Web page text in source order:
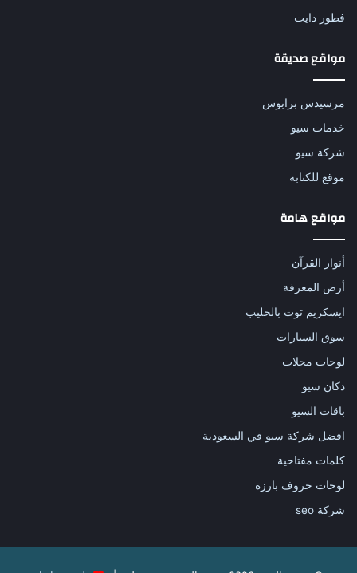
فطور دايت
مواقع صديقة
مرسيدس برابوس
خدمات سيو
شركة سيو
موقع للكتابه
مواقع هامة
أنوار القرآن
أرض المعرفة
ايسكريم توت بالحليب
سوق السيارات
لوحات محلات
دكان سيو
باقات السيو
افضل شركة سيو في السعودية
كلمات مفتاحية
لوحات حروف بارزة
شركة seo